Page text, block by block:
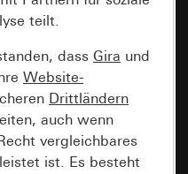
teilt.
dass Gira und
Website-
Drittländern
auch wenn
vergleichbares
ist. Es besteht